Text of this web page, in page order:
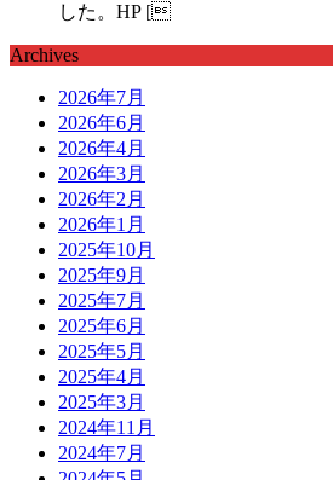
した。HP [
Archives
2026年7月
2026年6月
2026年4月
2026年3月
2026年2月
2026年1月
2025年10月
2025年9月
2025年7月
2025年6月
2025年5月
2025年4月
2025年3月
2024年11月
2024年7月